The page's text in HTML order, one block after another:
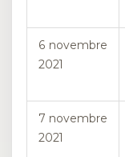
6 novembre
2021
7 novembre
2021